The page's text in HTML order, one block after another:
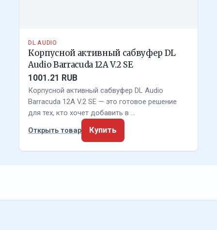
DL AUDIO
Корпусной активный сабвуфер DL
Audio Barracuda 12A V.2 SE
1001.21 RUB
Корпусной активный сабвуфер DL Audio
Barracuda 12A V.2 SE — это готовое решение
для тех, кто хочет добавить в …
Открыть товар
Купить